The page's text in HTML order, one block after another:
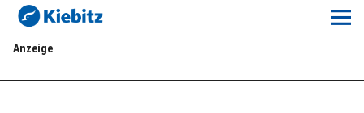
Kiebitz-Online
Anzeige